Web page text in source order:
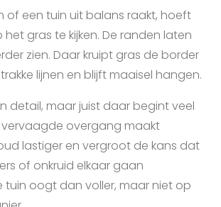
of een tuin uit balans raakt, hoeft
gras te kijken. De randen laten
zien. Daar kruipt gras de border
lijnen en blijft maaisel hangen.
detail, maar juist daar begint veel
vervaagde overgang maakt
lastiger en vergroot de kans dat
of onkruid elkaar gaan
tuin oogt dan voller, maar niet op